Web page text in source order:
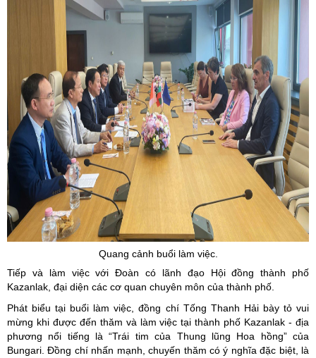
Quang cảnh buổi làm việc.
Tiếp và làm việc với Đoàn có lãnh đạo Hội đồng thành phố
Kazanlak, đại diện các cơ quan chuyên môn của thành phố.
Phát biểu tại buổi làm việc, đồng chí Tống Thanh Hải bày tỏ vui
mừng khi được đến thăm và làm việc tại thành phố Kazanlak - địa
phương nổi tiếng là “Trái tim của Thung lũng Hoa hồng” của
Bungari. Đồng chí nhấn mạnh, chuyến thăm có ý nghĩa đặc biệt, là